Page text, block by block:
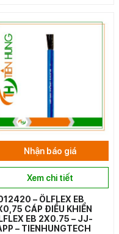
Nhận báo giá
Xem chi tiết
– ÖLFLEX EB
CÁP ĐIỀU KHIỂN
EB 2X0.75 – JJ-
– TIENHUNGTECH